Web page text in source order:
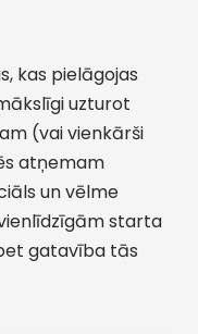
kas pielāgojas
uzturot
(vai vienkārši
atņemam
un vēlme
starta
gatavība tās